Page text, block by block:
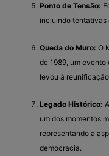
Ponto de Tensão:
incluindo tentativas
Queda do Muro: O
de 1989, um evento
levou à
Legado Histórico:
um dos momentos
representando a
democracia.